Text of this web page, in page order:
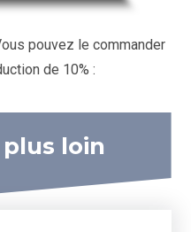
pouvez le commander
de 10% :
loin